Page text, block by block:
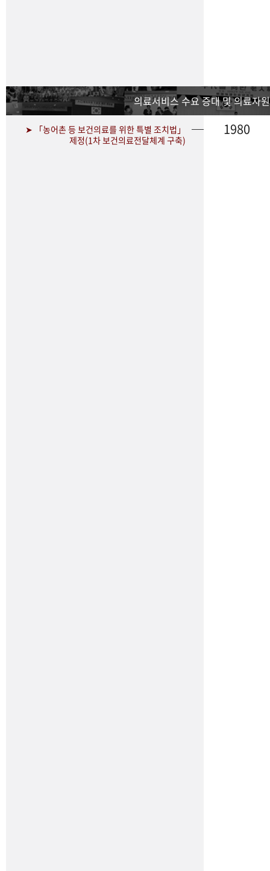
의료서비스 수요 증대 및 의료자
➤ 「농어촌 등 보건의료를 위한 특별 조치법」
제정(1차 보건의료전달체계 구축)
1980